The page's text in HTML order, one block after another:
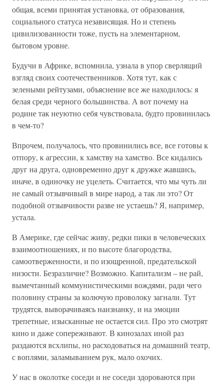
общая, всеми принятая установка, от образования,
социального статуса независящая. Но и степень
цивилизованности тоже, пусть на элементарном,
бытовом уровне.
Будучи в Африке, вспомнила, узнала в упор сверлящий
взгляд своих соотечественников. Хотя тут, как с
зелеными рейтузами, объяснение все же находилось: я
белая среди черного большинства. А вот почему на
родине так неуютно себя чувствовала, будто провинилась
в чем-то?
Впрочем, получалось, что провинились все, все готовы к
отпору, к агрессии, к хамству на хамство. Все кидались
друг на друга, одновременно друг к дружке жавшись,
иначе, в одиночку не уцелеть. Считается, что мы чуть ли
не самый отзывчивый в мире народ, а так ли это? От
подобной отзывчивости разве не устаешь? Я, например,
устала.
В Америке, где сейчас живу, редки пики в человеческих
взаимоотношениях, и по высоте благородства,
самоотверженности, и по изощренной, предательской
низости. Безразличие? Возможно. Капитализм – не рай,
вымечтанный коммунистическими вождями, ради чего
половину страны за колючую проволоку загнали. Тут
трудятся, выворачиваясь наизнанку, и на эмоции
трепетные, изысканные не остается сил. Про это смотрят
кино и даже сопереживают. В кинозалах иной раз
раздаются всхлипы, но расходоваться на домашний театр,
с воплями, заламыванием рук, мало охочих.
У нас в околотке соседи и не соседи здороваются при